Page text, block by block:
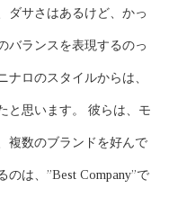
ダサさはあるけど、かっ
バランスを表現するのっ
ロのスタイルからは、
と思います。 彼らは、モ
複数のブランドを好んで
は、”Best Company”で